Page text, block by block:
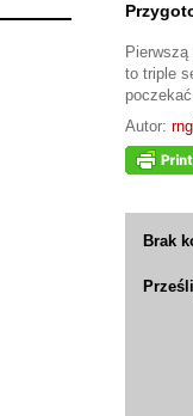
to triple
Autor:
Brak